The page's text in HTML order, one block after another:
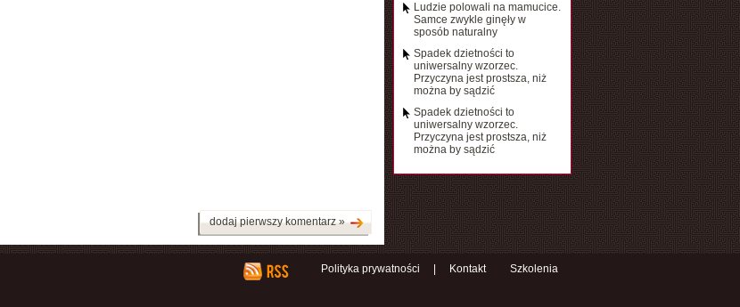
dodaj pierwszy komentarz »
Ludzie polowali na mamucice.
Samce zwykle ginęły w
sposób naturalny
Spadek dzietności to
uniwersalny wzorzec.
Przyczyna jest prostsza, niż
można by sądzić
Spadek dzietności to
uniwersalny wzorzec.
Przyczyna jest prostsza, niż
można by sądzić
Polityka prywatności Kontakt Szkolenia